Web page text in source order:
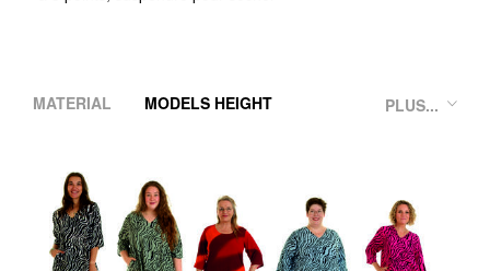
PLUS...
MATERIAL MODELS HEIGHT